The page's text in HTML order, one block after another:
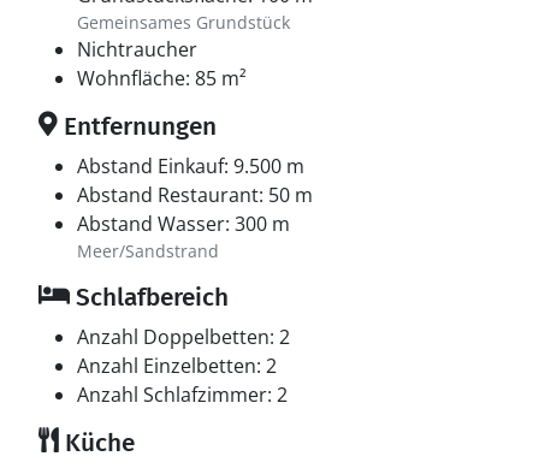
Gemeinsames Grundstück
Nichtraucher
Wohnfläche: 85 m²
Entfernungen
Abstand Einkauf: 9.500 m
Abstand Restaurant: 50 m
Abstand Wasser: 300 m
Meer/Sandstrand
Schlafbereich
Anzahl Doppelbetten: 2
Anzahl Einzelbetten: 2
Anzahl Schlafzimmer: 2
Küche